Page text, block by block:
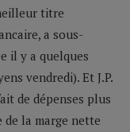
titre
a sous-
il y a quelques
vendredi). Et J.P.
de dépenses plus
de la marge nette